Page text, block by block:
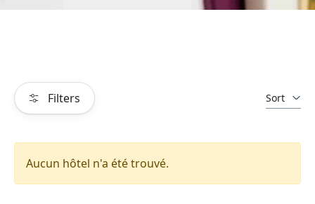
Filters Sort
Aucun hôtel n'a été trouvé.